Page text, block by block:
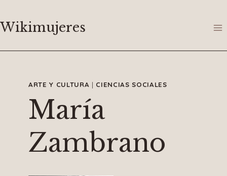
al
Wikimujeres
ARTE Y CULTURA | CIENCIAS SOCIALES
María
Zambrano